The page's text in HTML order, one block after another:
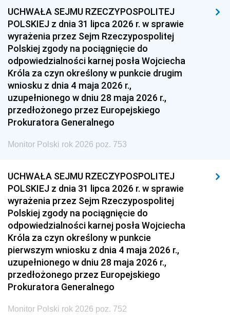
UCHWAŁA SEJMU RZECZYPOSPOLITEJ
POLSKIEJ z dnia 31 lipca 2026 r. w sprawie
wyrażenia przez Sejm Rzeczypospolitej
Polskiej zgody na pociągnięcie do
odpowiedzialności karnej posła Wojciecha
Króla za czyn określony w punkcie drugim
wniosku z dnia 4 maja 2026 r.,
uzupełnionego w dniu 28 maja 2026 r.,
przedłożonego przez Europejskiego
Prokuratora Generalnego
Monitor Polski rok 2026 poz. 753
UCHWAŁA SEJMU RZECZYPOSPOLITEJ
POLSKIEJ z dnia 31 lipca 2026 r. w sprawie
wyrażenia przez Sejm Rzeczypospolitej
Polskiej zgody na pociągnięcie do
odpowiedzialności karnej posła Wojciecha
Króla za czyn określony w punkcie
pierwszym wniosku z dnia 4 maja 2026 r.,
uzupełnionego w dniu 28 maja 2026 r.,
przedłożonego przez Europejskiego
Prokuratora Generalnego
Monitor Polski rok 2026 poz. 752